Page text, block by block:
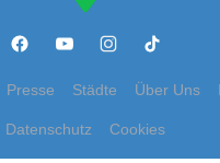
Presse Städte Über Uns
Datenschutz Cookies